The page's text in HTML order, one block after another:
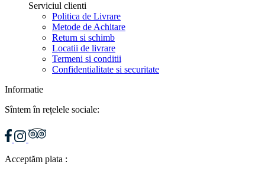
Serviciul clienti
Politica de Livrare
Metode de Achitare
Return si schimb
Locatii de livrare
Termeni si conditii
Confidentialitate si securitate
Informatie
Sîntem în rețelele sociale:
Acceptăm plata :